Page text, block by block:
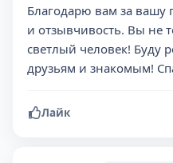
Благодарю вам за вашу
и отзывчивость. Вы не
светлый человек! Буду
друзьям и знакомым!
Лайк